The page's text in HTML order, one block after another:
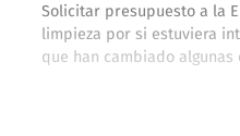
Solicitar presupuesto a la
limpieza por si estuviera
que han cambiado